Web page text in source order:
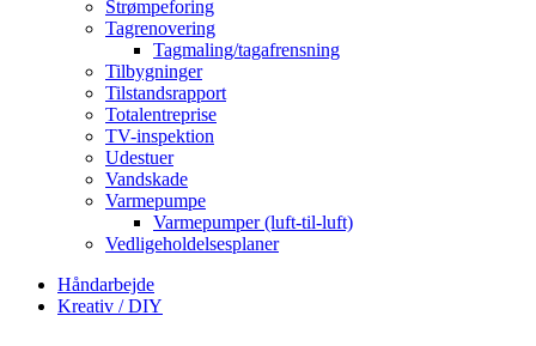
Strømpeforing
Tagrenovering
Tagmaling/tagafrensning
Tilbygninger
Tilstandsrapport
Totalentreprise
TV-inspektion
Udestuer
Vandskade
Varmepumpe
Varmepumper (luft-til-luft)
Vedligeholdelsesplaner
Håndarbejde
Kreativ / DIY